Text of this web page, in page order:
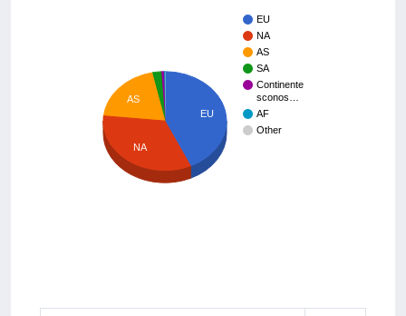
EU
NA
AS
SA
Continente
sconos…
AF
Other
EU
AS
NA